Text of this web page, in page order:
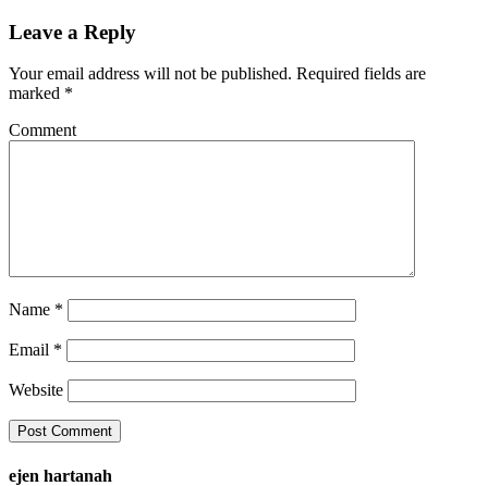
Leave a Reply
Your email address will not be published. Required fields are
marked *
Comment
Name *
Email *
Website
ejen hartanah